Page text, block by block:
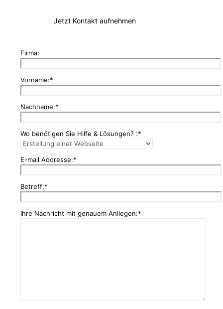
Jetzt Kontakt aufnehmen
Firma:
Vorname:*
Nachname:*
Wo benötigen Sie Hilfe & Lösungen? :*
E-mail Addresse:*
Betreff:*
Ihre Nachricht mit genauem Anliegen:*